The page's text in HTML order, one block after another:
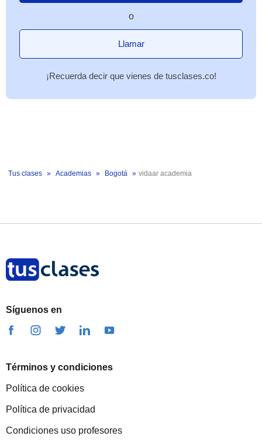
o
Llamar
¡Recuerda decir que vienes de tusclases.co!
Tus clases Academias Bogotá vidaar academia
Síguenos en
Términos y condiciones
Política de cookies
Política de privacidad
Condiciones uso profesores